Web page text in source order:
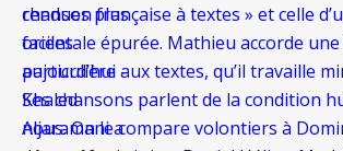
rendues plus
faciles
aujourd’hui –
Khaled
Aljaramani a
chanson française à textes » et celle
orientale épurée. Mathieu accorde
particulière aux textes, qu’il travaille
Ses chansons parlent de la condition
nous. On le compare volontiers à